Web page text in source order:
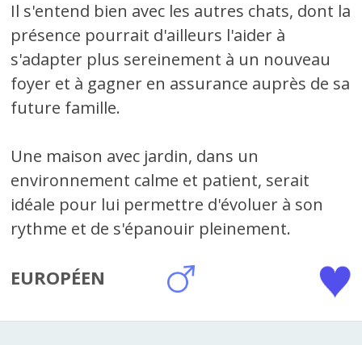
Il s'entend bien avec les autres chats, dont la
présence pourrait d'ailleurs l'aider à
s'adapter plus sereinement à un nouveau
foyer et à gagner en assurance auprès de sa
future famille.
Une maison avec jardin, dans un
environnement calme et patient, serait
idéale pour lui permettre d'évoluer à son
rythme et de s'épanouir pleinement.
EUROPÉEN